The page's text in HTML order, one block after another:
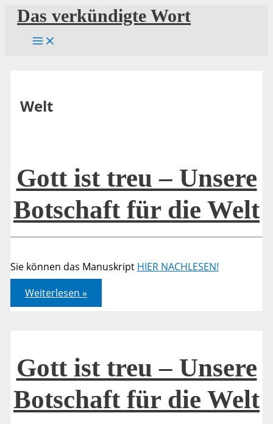
Zum
Inhalt
springen
Das verkündigte Wort
Welt
Gott ist treu – Unsere
Botschaft für die Welt
Sie können das Manuskript HIER NACHLESEN!
Gott
ist
treu
die
Welt
Weiterlesen »
Gott ist treu – Unsere
Botschaft für die Welt